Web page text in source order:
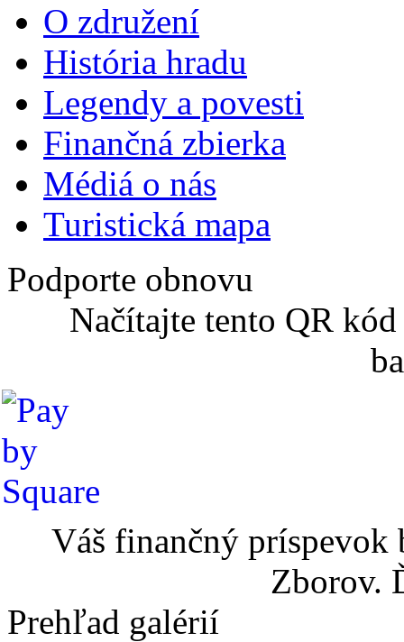
O združení
História hradu
Legendy a povesti
Finančná zbierka
Médiá o nás
Turistická mapa
Podporte obnovu
Načítajte tento QR
Váš finančný príspevok
Zborov.
Prehľad galérií